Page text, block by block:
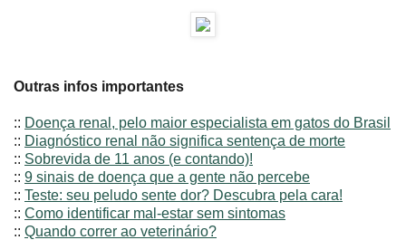
Outras infos importantes
:: Doença renal, pelo maior especialista em gatos do Brasil
:: Diagnóstico renal não significa sentença de morte
:: Sobrevida de 11 anos (e contando)!
:: 9 sinais de doença que a gente não percebe
:: Teste: seu peludo sente dor? Descubra pela cara!
:: Como identificar mal-estar sem sintomas
:: Quando correr ao veterinário?